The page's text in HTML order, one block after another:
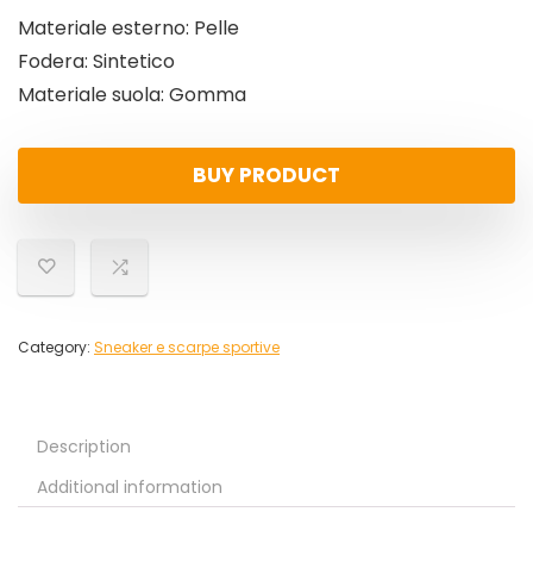
Materiale esterno: Pelle
Fodera: Sintetico
Materiale suola: Gomma
BUY PRODUCT
Category: Sneaker e scarpe sportive
Description
Additional information